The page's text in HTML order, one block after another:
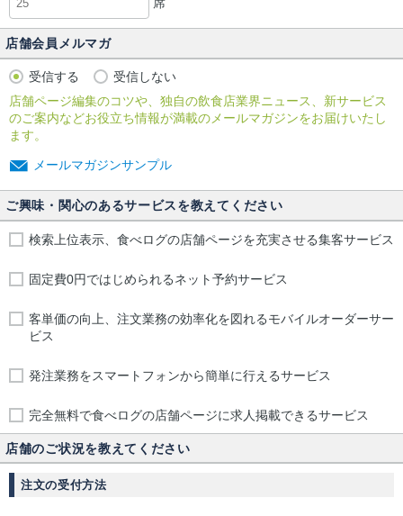
店舗会員メルマガ
受信する
受信しない
店舗ページ編集のコツや、独自の飲食店業界ニュース、新サービス
のご案内などお役立ち情報が満載のメールマガジンをお届けいたし
ます。
メールマガジンサンプル
ご興味・関心のあるサービスを教えてください
検索上位表示、食べログの店舗ページを充実させる集客サービス
固定費0円ではじめられるネット予約サービス
客単価の向上、注文業務の効率化を図れるモバイルオーダーサー
ビス
発注業務をスマートフォンから簡単に行えるサービス
完全無料で食べログの店舗ページに求人掲載できるサービス
店舗のご状況を教えてください
注文の受付方法